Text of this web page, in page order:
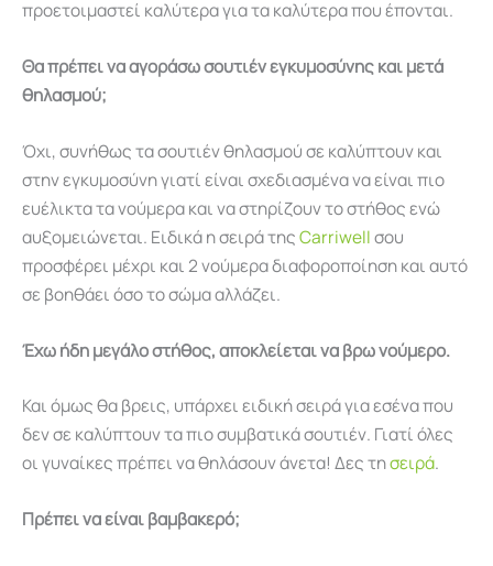
προετοιμαστεί καλύτερα για τα καλύτερα που έπονται.
Θα πρέπει να αγοράσω σουτιέν εγκυμοσύνης και μετά
θηλασμού;
Όχι, συνήθως τα σουτιέν θηλασμού σε καλύπτουν και
στην εγκυμοσύνη γιατί είναι σχεδιασμένα να είναι πιο
ευέλικτα τα νούμερα και να στηρίζουν το στήθος ενώ
αυξομειώνεται. Ειδικά η σειρά τηςCarriwellσου
προσφέρει μέχρι και 2 νούμερα διαφοροποίηση και αυτό
σε βοηθάει όσο το σώμα αλλάζει.
Έχω ήδη μεγάλο στήθος, αποκλείεται να βρω νούμερο.
Και όμως θα βρεις, υπάρχει ειδική σειρά για εσένα που
δεν σε καλύπτουν τα πιο συμβατικά σουτιέν. Γιατί όλες
οι γυναίκες πρέπει να θηλάσουν άνετα! Δες τησειρά.
Πρέπει να είναι βαμβακερό;